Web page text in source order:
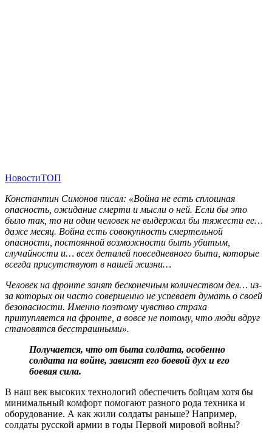
НовостиТОП
Константин Симонов писал: «Война не есть сплошная
опасность, ожидание смерти и мысли о ней. Если бы это
было так, то ни один человек не выдержал бы тяжести ее…
даже месяц. Война есть совокупность смертельной
опасности, постоянной возможности быть убитым,
случайности и… всех деталей повседневного быта, которые
всегда присутствуют в нашей жизни…
Человек на фронте занят бесконечным количеством дел… из-
за которых он часто совершенно не успевает думать о своей
безопасности. Именно поэтому чувство страха
притупляется на фронте, а вовсе не потому, что люди вдруг
становятся бесстрашными».
Получается, что от быта солдата, особенно
солдата на войне, зависят его боевой дух и его
боевая сила.
В наш век высоких технологий обеспечить бойцам хотя бы
минимальный комфорт помогают разного рода техника и
оборудование. А как жили солдаты раньше? Например,
солдаты русской армии в годы Первой мировой войны?